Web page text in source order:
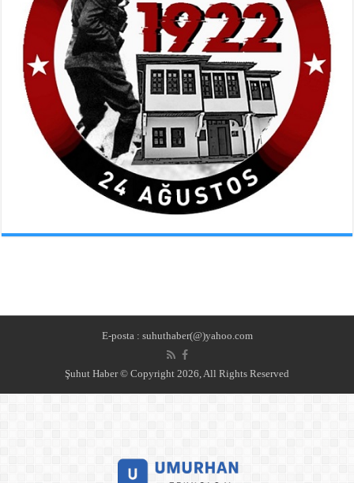
E-posta : suhuthaber(@)yahoo.com
Şuhut Haber © Copyright 2026, All Rights Reserved